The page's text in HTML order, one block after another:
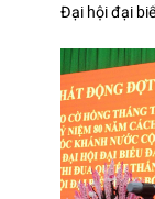
Đại hội đại